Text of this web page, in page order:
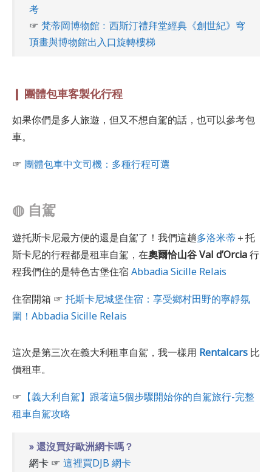
考
☞ 梵蒂岡博物館﹕西斯汀禮拜堂經典《創世紀》穹
頂畫與博物館出入口旋轉樓梯
❙ 團體包車客製化行程
如果你們是多人旅遊，但又不想自駕的話，也可以參考包
車。
☞ 團體包車中文司機：多種行程可選
◍ 自駕
遊托斯卡尼最方便的還是自駕了！我們這趟多洛米蒂＋托
斯卡尼的行程都是租車自駕，在奧爾恰山谷 Val d’Orcia行
程我們住的是特色古堡住宿 Abbadia Sicille Relais
住宿開箱 ☞ 托斯卡尼城堡住宿：享受鄉村田野的寧靜氛
圍！Abbadia Sicille Relais
這次是第三次在義大利租車自駕，我一樣用 Rentalcars 比
價租車。
☞ 【義大利自駕】跟著這5個步驟開始你的自駕旅行-完整
租車自駕攻略
» 還沒買好歐洲網卡嗎？
網卡 ☞ 這裡買DJB 網卡